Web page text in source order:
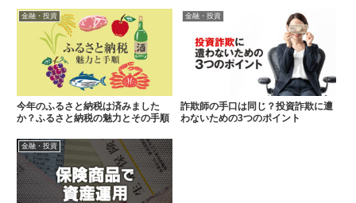
金融・投資
今年のふるさと納税は済みました
か？ふるさと納税の魅力とその手順
金融・投資
詐欺師の手口は同じ？投資詐欺に遭
わないための3つのポイント
金融・投資